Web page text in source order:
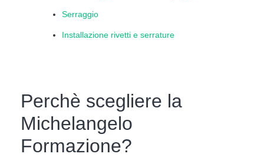
Serraggio
Installazione rivetti e serrature
Perchè scegliere la
Michelangelo
Formazione?